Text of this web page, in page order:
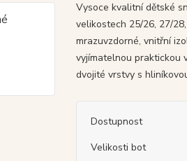
Vysoce kvalitní dětské
velikostech 25/26, 27/
mrazuvzdorné, vnitřní
vyjímatelnou praktickou
dvojité vrstvy s
Dostupnost
Velikosti bot